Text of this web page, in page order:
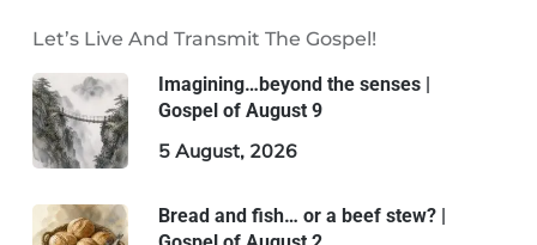
Let’s Live And Transmit The Gospel!
Imagining…beyond the senses |
Gospel of August 9
5 August, 2026
Bread and fish… or a beef stew? |